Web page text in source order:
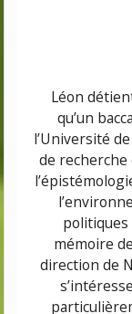
Léon
qu’un
l’Université
de
politiques
mémoire
direction de